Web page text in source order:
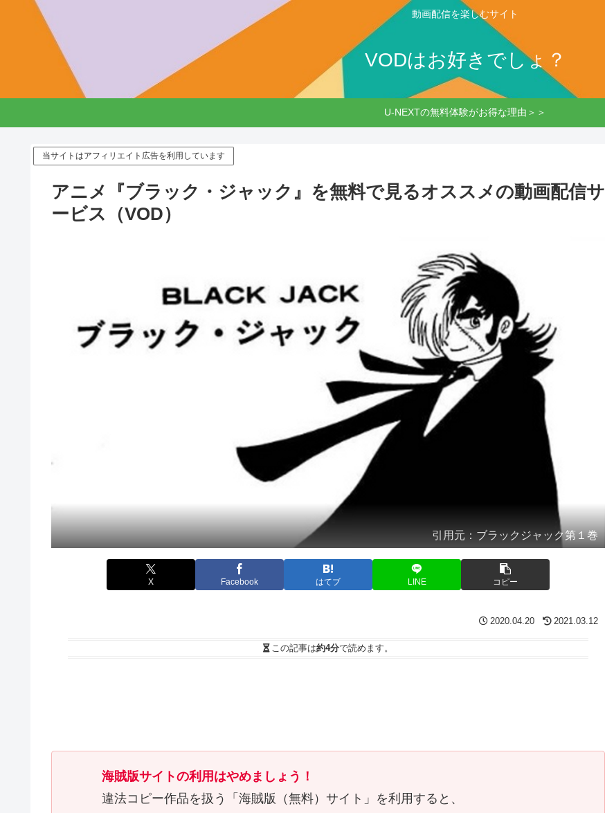
動画配信を楽しむサイト
VODはお好きでしょ？
U-NEXTの無料体験がお得な理由＞＞
当サイトはアフィリエイト広告を利用しています
アニメ『ブラック・ジャック』を無料で見るオススメの動画配信サ
ービス（VOD）
引用元：ブラックジャック第１巻
X Facebook はてブ LINE コピー
2020.04.20 2021.03.12
この記事は約4分で読めます。
海賊版サイトの利用はやめましょう！
違法コピー作品を扱う「海賊版（無料）サイト」を利用すると、